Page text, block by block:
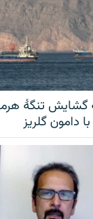
گشایش تنگهٔ
دامون گلریز